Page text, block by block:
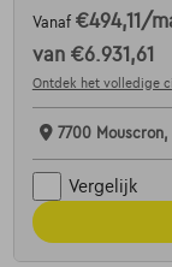
Vanaf €494,11 /
van €6.931,61
Ontdek het volledige
7700 Mouscron,
Vergelijk